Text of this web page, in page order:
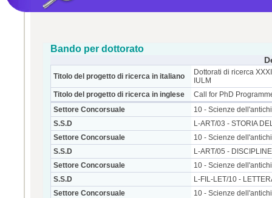
Bando per dottorato
Titolo del progetto di ricerca in italiano
Dottorati di ricerca
IULM
Titolo del progetto di ricerca in inglese
Call for PhD
Settore Concorsuale
10 - Scienze
S.S.D
L-ART/03 - STORIA
Settore Concorsuale
10 - Scienze
S.S.D
L-ART/05 -
Settore Concorsuale
10 - Scienze
S.S.D
L-FIL-LET/10 -
Settore Concorsuale
10 - Scienze